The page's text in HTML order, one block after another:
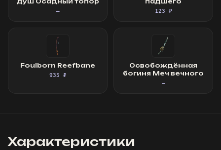
— 123 ₽
Foulborn Reefbane
935 ₽
Освобождённая
богиня Меч вечного
—
Характеристики